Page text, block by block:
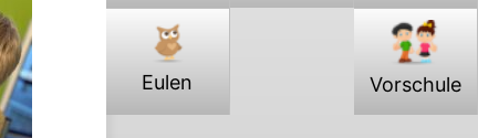
Eulen Vorschule